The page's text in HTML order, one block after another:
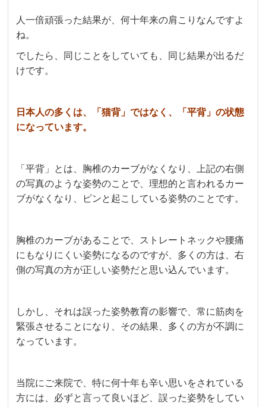
人一倍頑張った結果が、何十年来の肩こりなんですよ
ね。
でしたら、同じことをしていても、同じ結果が出るだ
けです。
日本人の多くは、「猫背」ではなく、「平背」の状態
になっています。
「平背」とは、胸椎のカーブがなくなり、上記の右側
の写真のような姿勢のことで、理想的と言われるカー
ブがなくなり、ピンと起こしている姿勢のことです。
胸椎のカーブがあることで、ストレートネックや腰痛
にもなりにくい姿勢になるのですが、多くの方は、右
側の写真の方が正しい姿勢だと思い込んでいます。
しかし、それは誤った姿勢教育の影響で、常に筋肉を
緊張させることになり、その結果、多くの方が不調に
なっています。
当院にご来院で、特に何十年も辛い思いをされている
方には、必ずと言って良いほど、誤った姿勢をしてい